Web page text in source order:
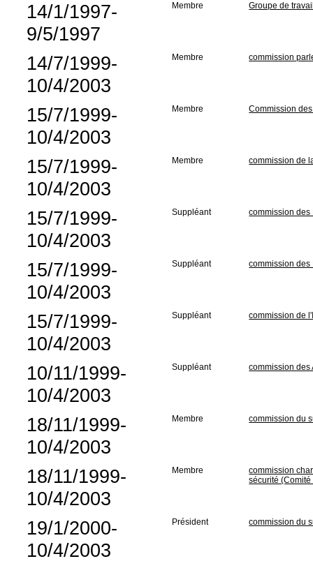
14/1/1997-
9/5/1997
Membre Groupe de
14/7/1999-
10/4/2003
Membre commission
15/7/1999-
10/4/2003
Membre Commission
15/7/1999-
10/4/2003
Membre commission de
15/7/1999-
10/4/2003
Suppléant commission
15/7/1999-
10/4/2003
Suppléant commission des
15/7/1999-
10/4/2003
Suppléant commission de
10/11/1999-
10/4/2003
Suppléant commission des
18/11/1999-
10/4/2003
Membre commission du
18/11/1999-
10/4/2003
Membre
commission
sécurité
19/1/2000-
10/4/2003
Président commission du